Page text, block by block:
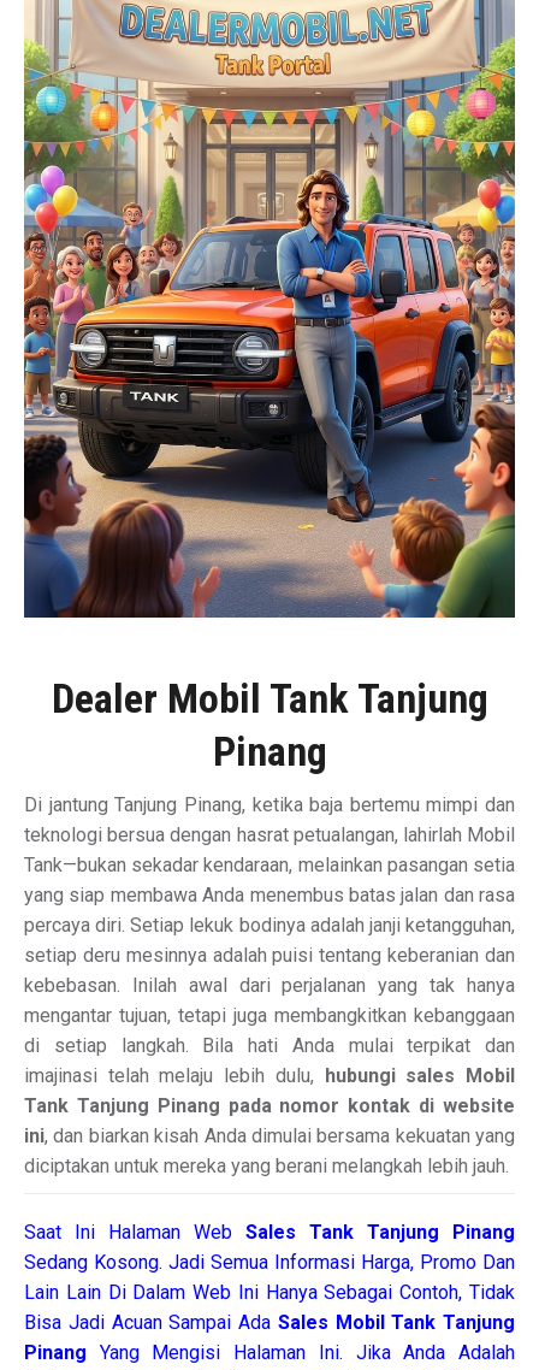
Dealer Mobil Tank Tanjung
Pinang
Di jantung Tanjung Pinang, ketika baja bertemu mimpi dan
teknologi bersua dengan hasrat petualangan, lahirlah Mobil
Tank—bukan sekadar kendaraan, melainkan pasangan setia
yang siap membawa Anda menembus batas jalan dan rasa
percaya diri. Setiap lekuk bodinya adalah janji ketangguhan,
setiap deru mesinnya adalah puisi tentang keberanian dan
kebebasan. Inilah awal dari perjalanan yang tak hanya
mengantar tujuan, tetapi juga membangkitkan kebanggaan
di setiap langkah. Bila hati Anda mulai terpikat dan
imajinasi telah melaju lebih dulu,
hubungi sales Mobil
Tank Tanjung Pinang pada nomor kontak di website
ini, dan biarkan kisah Anda dimulai bersama kekuatan yang
diciptakan untuk mereka yang berani melangkah lebih jauh.
Saat Ini Halaman Web Sales
Tank Tanjung Pinang
Sedang Kosong. Jadi Semua Informasi Harga, Promo Dan
Lain Lain Di Dalam Web Ini Hanya Sebagai Contoh, Tidak
Bisa Jadi Acuan Sampai Ada Sales Mobil Tank Tanjung
Pinang Yang Mengisi Halaman Ini. Jika Anda Adalah